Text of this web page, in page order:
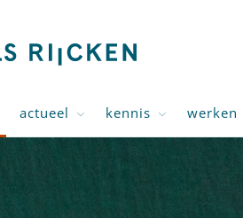
actueel kennis werken